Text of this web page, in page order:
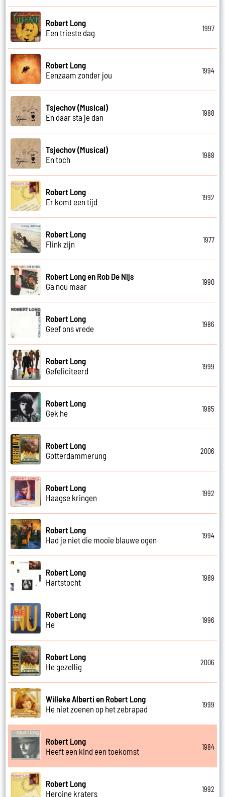
Robert Long
Een trieste dag
1997
Robert Long
Eenzaam zonder jou
1994
Tsjechov (Musical)
En daar sta je dan
1988
Tsjechov (Musical)
En toch
1988
Robert Long
Er komt een tijd
1992
Robert Long
Flink zijn
1977
Robert Long en Rob De Nijs
Ga nou maar
1990
Robert Long
Geef ons vrede
1986
Robert Long
Gefeliciteerd
1999
Robert Long
Gek he
1985
Robert Long
Gotterdammerung
2006
Robert Long
Haagse kringen
1992
Robert Long
Had je niet die mooie blauwe ogen
1994
Robert Long
Hartstocht
1989
Robert Long
He
1996
Robert Long
He gezellig
2006
Willeke Alberti en Robert Long
He niet zoenen op het zebrapad
1999
Robert Long
Heeft een kind een toekomst
1984
Robert Long
Heroine kraters
1992